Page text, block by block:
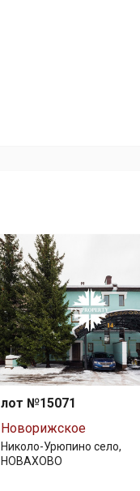
лот №15071
Новорижское
Николо-Урюпино село,
НОВАХОВО